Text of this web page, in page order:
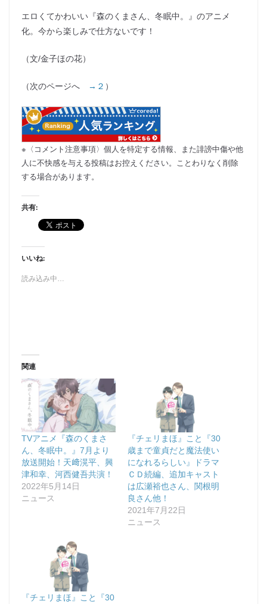
エロくてかわいい『森のくまさん、冬眠中。』のアニメ
化。今から楽しみで仕方ないです！
（文/金子ほの花）
（次のページへ →２ ）
※〈コメント注意事項〉個人を特定する情報、また誹謗中傷や他
人に不快感を与える投稿はお控えください。ことわりなく削除
する場合があります。
共有:
いいね:
読み込み中…
関連
TVアニメ『森のくまさ
ん、冬眠中。』7月より
放送開始！天﨑滉平、興
津和幸、河西健吾共演！
2022年5月14日
ニュース
『チェリまほ』こと『30
歳まで童貞だと魔法使い
になれるらしい』ドラマ
ＣＤ続編、追加キャスト
は広瀬裕也さん、関根明
良さん他！
2021年7月22日
ニュース
『チェリまほ』こと『30